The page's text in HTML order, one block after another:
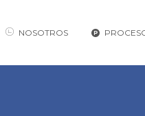
NOSOTROS